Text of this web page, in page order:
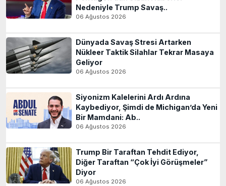
Nedeniyle Trump Savaş..
06 Ağustos 2026
Dünyada Savaş Stresi Artarken
Nükleer Taktik Silahlar Tekrar Masaya
Geliyor
06 Ağustos 2026
Siyonizm Kalelerini Ardı Ardına
Kaybediyor, Şimdi de Michigan’da Yeni
Bir Mamdani: Ab..
06 Ağustos 2026
Trump Bir Taraftan Tehdit Ediyor,
Diğer Taraftan “Çok İyi Görüşmeler”
Diyor
06 Ağustos 2026